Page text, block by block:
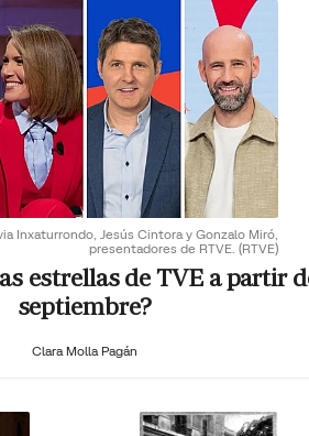
Inxaturrondo, Jesús Cintora y Gonzalo Miró,
presentadores de RTVE. (RTVE)
estrellas de TVE a partir
septiembre?
Clara Molla Pagán